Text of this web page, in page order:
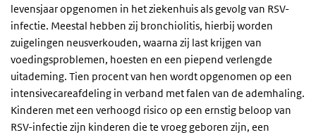
levensjaar opgenomen in het ziekenhuis als gevolg van RSV-
infectie. Meestal hebben zij bronchiolitis, hierbij worden
zuigelingen neusverkouden, waarna zij last krijgen van
voedingsproblemen, hoesten en een piepend verlengde
uitademing. Tien procent van hen wordt opgenomen op een
intensivecareafdeling in verband met falen van de ademhaling.
Kinderen met een verhoogd risico op een ernstig beloop van
RSV-infectie zijn kinderen die te vroeg geboren zijn, een